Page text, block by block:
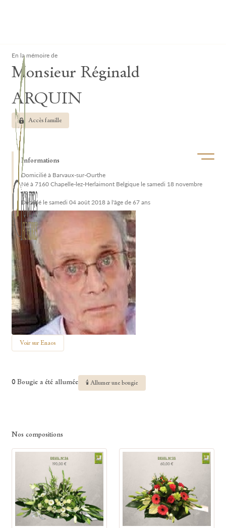
Ouvrir/
En la mémoire de
Monsieur Réginald
ARQUIN
Accès famille
Informations
Domicilié à Barvaux-sur-Ourthe
Né à 7160 Chapelle-lez-Herlaimont Belgique le samedi 18 novembre
1950
Décédé le samedi 04 août 2018 à l'âge de 67 ans
Voir sur Enaos
0 Bougie a été allumée 🕯 Allumer une bougie
Nos compositions